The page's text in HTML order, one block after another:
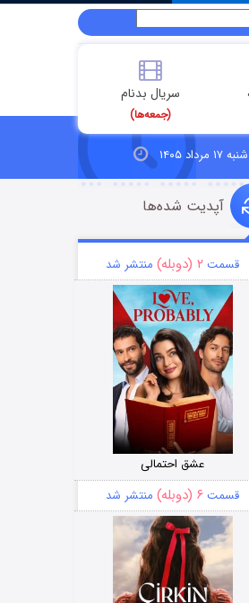
سریال بدنام
(جمعه‌ها)
شنبه ۱۷ مرداد ۱۴۰۵
آپدیت شده‌ها
قسمت ۲ (دوبله) منتشر شد
عشق احتمالی
قسمت ۶ (دوبله) منتشر شد